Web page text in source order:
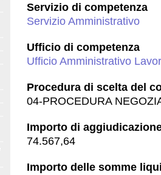
Servizio di competenza
Servizio Amministrativo
Ufficio di competenza
Ufficio Amministrativo
Procedura di scelta del
04-PROCEDURA
Importo di
74.567,64
Importo delle somme